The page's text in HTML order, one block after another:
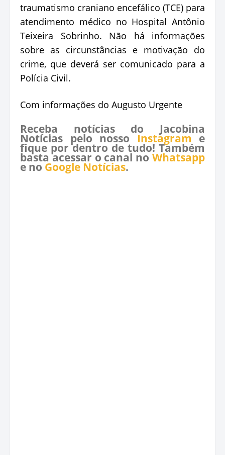
traumatismo craniano encefálico (TCE) para
atendimento médico no Hospital Antônio
Teixeira Sobrinho. Não há informações
sobre as circunstâncias e motivação do
crime, que deverá ser comunicado para a
Polícia Civil.
Com informações do Augusto Urgente
Receba notícias do Jacobina
Notícias pelo nosso Instagram e
fique por dentro de tudo! Também
basta acessar o canal no Whatsapp
e no Google Notícias.